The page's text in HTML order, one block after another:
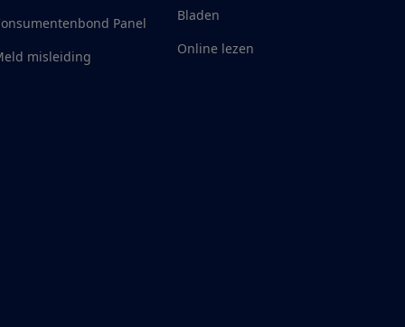
Panel
misleiding
Bladen
Online lezen